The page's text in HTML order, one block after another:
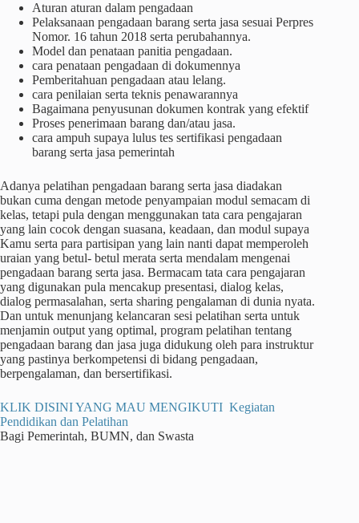
Aturan aturan dalam pengadaan
Pelaksanaan pengadaan barang serta jasa sesuai Perpres
Nomor. 16 tahun 2018 serta perubahannya.
Model dan penataan panitia pengadaan.
cara penataan pengadaan di dokumennya
Pemberitahuan pengadaan atau lelang.
cara penilaian serta teknis penawarannya
Bagaimana penyusunan dokumen kontrak yang efektif
Proses penerimaan barang dan/atau jasa.
cara ampuh supaya lulus tes sertifikasi pengadaan
barang serta jasa pemerintah
Adanya pelatihan pengadaan barang serta jasa diadakan
bukan cuma dengan metode penyampaian modul semacam di
kelas, tetapi pula dengan menggunakan tata cara pengajaran
yang lain cocok dengan suasana, keadaan, dan modul supaya
Kamu serta para partisipan yang lain nanti dapat memperoleh
uraian yang betul- betul merata serta mendalam mengenai
pengadaan barang serta jasa. Bermacam tata cara pengajaran
yang digunakan pula mencakup presentasi, dialog kelas,
dialog permasalahan, serta sharing pengalaman di dunia nyata.
Dan untuk menunjang kelancaran sesi pelatihan serta untuk
menjamin output yang optimal, program pelatihan tentang
pengadaan barang dan jasa juga didukung oleh para instruktur
yang pastinya berkompetensi di bidang pengadaan,
berpengalaman, dan bersertifikasi.
KLIK DISINI YANG MAU MENGIKUTI Kegiatan
Pendidikan dan Pelatihan
Bagi Pemerintah, BUMN, dan Swasta